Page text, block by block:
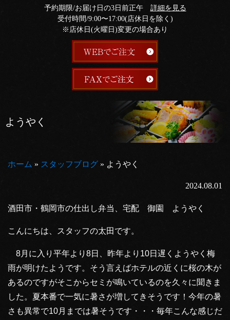
予約期限/お届け日の3日前正午 詳細を見る
受付時間/9:00〜17:00(店休日を除く)
※店休日(火曜日)変更の場合あり
ようやく
ホーム » スタッフブログ » ようやく
2024.08.01
酒田市・鶴岡市の仕出し弁当、宅配 御園 ようやく
こんにちは、スタッフの太田です。
8月に入り平年より8日、昨年より10日遅くようやく梅
雨が明けたようです。そう言えばホテルの近くに桜の木が
あるのですがそこからセミが鳴いているのを久々に聞きま
した。夏本番で一気に暑さが増してきそうです！今年の暑
さも異常で10月までは暑そうです・・・毎年こんな感じだ